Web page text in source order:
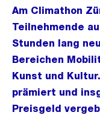
Am Climathon
Teilnehmende
Stunden lang
Bereichen
Kunst und
prämiert und
Preisgeld